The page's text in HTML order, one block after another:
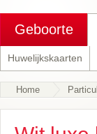
Geboorte
Huwelijkskaarten
Home